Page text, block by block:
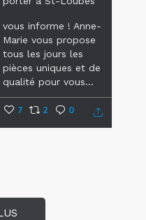
vous informe ! Anne-
Marie vous propose
tous les jours les
pièces uniques et de
qualité pour vous...
7 2 0